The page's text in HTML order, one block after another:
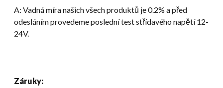
A: Vadná míra našich všech produktů je 0.2% a před
odesláním provedeme poslední test střídavého napětí 12-
24V.
Záruky: